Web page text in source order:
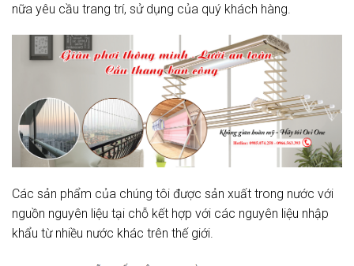
nữa yêu cầu trang trí, sử dụng của quý khách hàng.
Các sản phẩm của chúng tôi được sản xuất trong nước với
nguồn nguyên liệu tại chỗ kết hợp với các nguyên liệu nhập
khẩu từ nhiều nước khác trên thế giới.